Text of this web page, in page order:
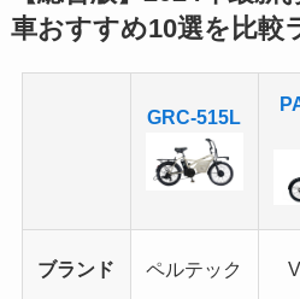
車おすすめ10選を比較
GRC-515L
ブランド ペルテック